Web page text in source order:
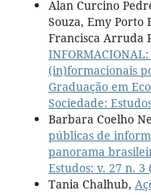
Alan Curcino
Souza, Emy Porto
Francisca Arruda
(in)formacionais
Graduação em
Sociedade:
Barbara Coelho
públicas de
panorama
Estudos: v. 27 n. 3
Tania Chalhub,